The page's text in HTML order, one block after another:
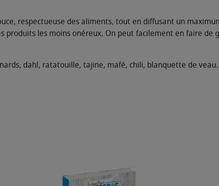
respectueuse des aliments, tout en diffusant un
produits les moins onéreux. On peut facilement en faire de
dahl, ratatouille, tajine, mafé, chili, blanquette de